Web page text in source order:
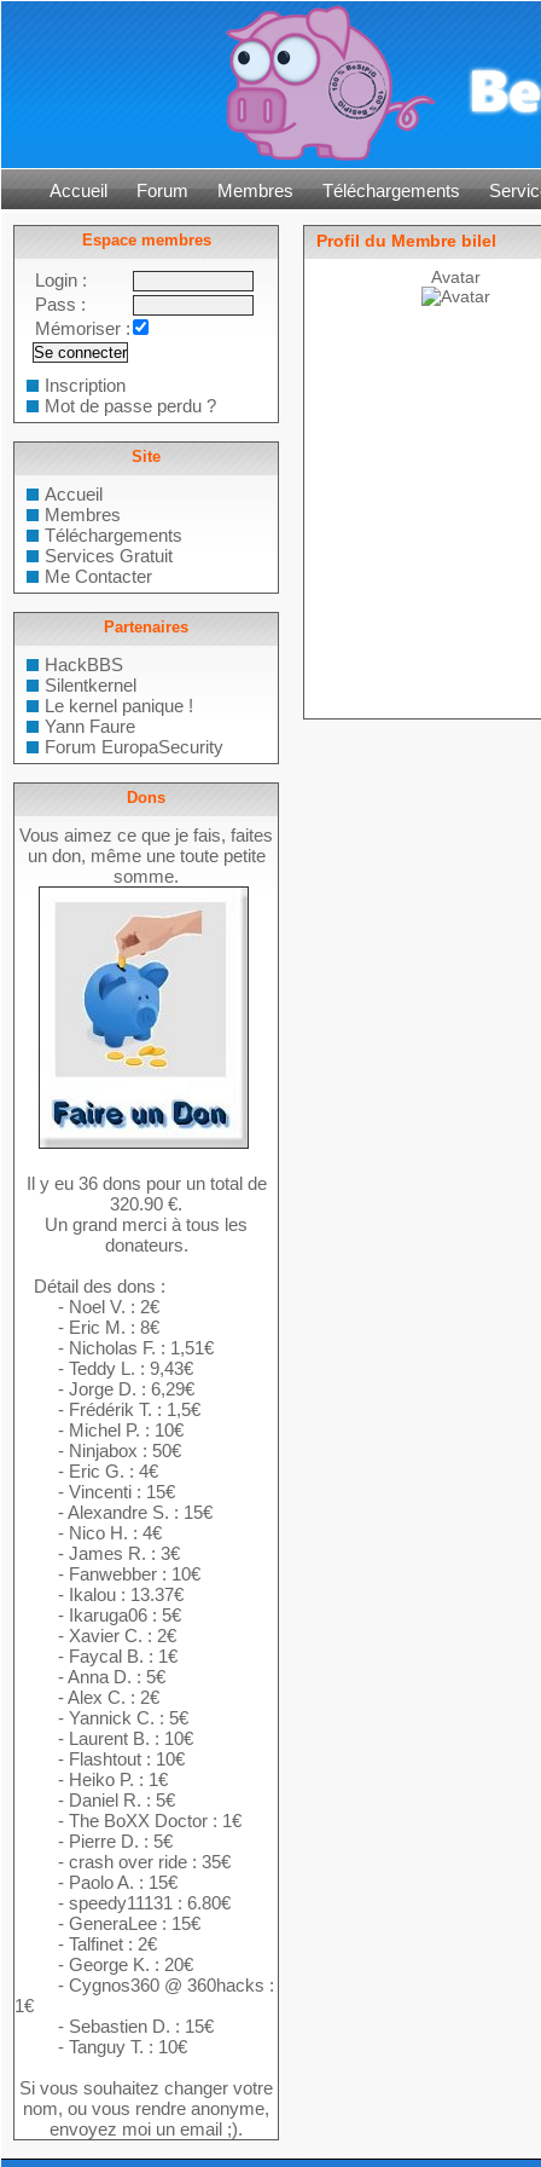
Accueil Forum Membres Téléchargements
Espace membres
Login :
Pass :
Mémoriser :
Inscription
Mot de passe perdu ?
Site
Accueil
Membres
Téléchargements
Services Gratuit
Me Contacter
Partenaires
HackBBS
Silentkernel
Le kernel panique !
Yann Faure
Forum EuropaSecurity
Dons
Vous aimez ce que je fais, faites
un don, même une toute petite
somme.
Il y eu 36 dons pour un total de
320.90 €.
Un grand merci à tous les
donateurs.
Détail des dons :
- Noel V. : 2€
- Eric M. : 8€
- Nicholas F. : 1,51€
- Teddy L. : 9,43€
- Jorge D. : 6,29€
- Frédérik T. : 1,5€
- Michel P. : 10€
- Ninjabox : 50€
- Eric G. : 4€
- Vincenti : 15€
- Alexandre S. : 15€
- Nico H. : 4€
- James R. : 3€
- Fanwebber : 10€
- Ikalou : 13.37€
- Ikaruga06 : 5€
- Xavier C. : 2€
- Faycal B. : 1€
- Anna D. : 5€
- Alex C. : 2€
- Yannick C. : 5€
- Laurent B. : 10€
- Flashtout : 10€
- Heiko P. : 1€
- Daniel R. : 5€
- The BoXX Doctor : 1€
- Pierre D. : 5€
- crash over ride : 35€
- Paolo A. : 15€
- speedy11131 : 6.80€
- GeneraLee : 15€
- Talfinet : 2€
- George K. : 20€
- Cygnos360 @ 360hacks :
1€
- Sebastien D. : 15€
- Tanguy T. : 10€
Si vous souhaitez changer votre
nom, ou vous rendre anonyme,
envoyez moi un email ;).
Profil du Membre bilel
Avatar